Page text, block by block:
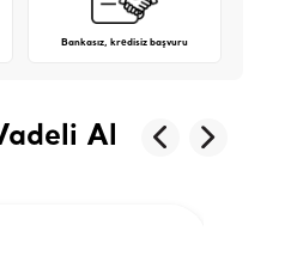
Bankasız, kredisiz başvuru
Al